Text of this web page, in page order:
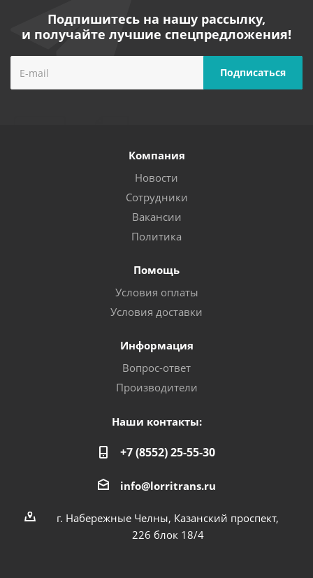
Подпишитесь на нашу рассылку,
и получайте лучшие спецпредложения!
Компания
Новости
Сотрудники
Вакансии
Политика
Помощь
Условия оплаты
Условия доставки
Информация
Вопрос-ответ
Производители
Наши контакты:
+7 (8552) 25-55-30
info@lorritrans.ru
г. Набережные Челны, Казанский проспект,
226 блок 18/4